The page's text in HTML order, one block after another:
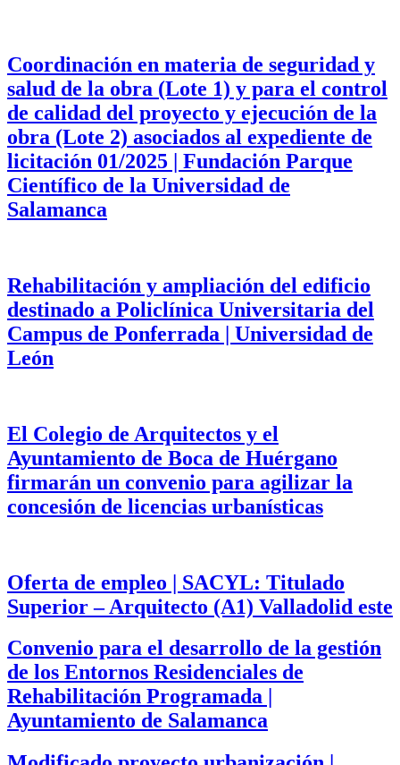
Coordinación en materia de seguridad y
salud de la obra (Lote 1) y para el control
de calidad del proyecto y ejecución de la
obra (Lote 2) asociados al expediente de
licitación 01/2025 | Fundación Parque
Científico de la Universidad de
Salamanca
Rehabilitación y ampliación del edificio
destinado a Policlínica Universitaria del
Campus de Ponferrada | Universidad de
León
El Colegio de Arquitectos y el
Ayuntamiento de Boca de Huérgano
firmarán un convenio para agilizar la
concesión de licencias urbanísticas
Oferta de empleo | SACYL: Titulado
Superior – Arquitecto (A1) Valladolid este
Convenio para el desarrollo de la gestión
de los Entornos Residenciales de
Rehabilitación Programada |
Ayuntamiento de Salamanca